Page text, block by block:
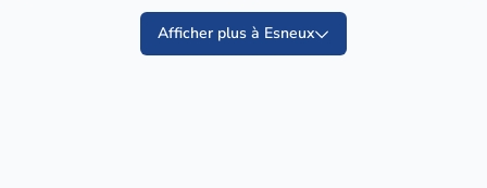
Afficher plus à Esneux